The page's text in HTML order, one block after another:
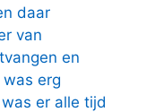
daar
van
en
erg
er alle tijd